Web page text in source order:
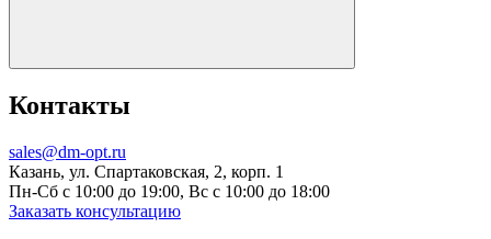
Контакты
sales@dm-opt.ru
Казань, ул. Спартаковская, 2, корп. 1
Пн-Сб с 10:00 до 19:00, Вс с 10:00 до 18:00
Заказать консультацию